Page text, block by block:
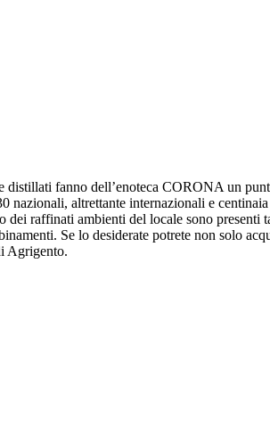
fanno dell’enoteca CORONA un
nazionali, altrettante internazionali e
dei raffinati ambienti del locale sono
Se lo desiderate potrete non solo
Agrigento.